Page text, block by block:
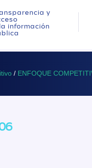
y
información
/ ENFOQUE